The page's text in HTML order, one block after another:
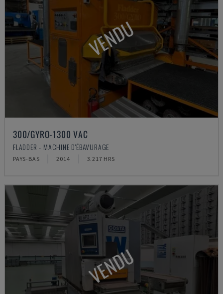
VENDU
300/GYRO-1300 VAC
FLADDER - MACHINE D'ÉBAVURAGE
PAYS-BAS 2014 3.217 HRS
VENDU